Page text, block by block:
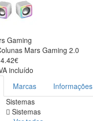
Gaming
Mars Gaming 2.0
incluído
Marcas
Informações
Sistemas
Sistemas